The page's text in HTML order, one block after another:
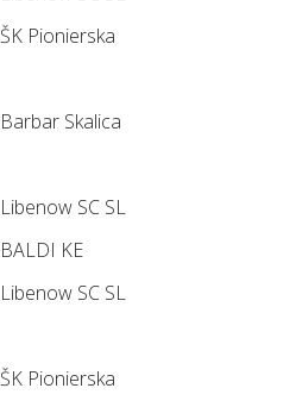
ŠK Pionierska
Barbar Skalica
Libenow SC SL
BALDI KE
Libenow SC SL
ŠK Pionierska